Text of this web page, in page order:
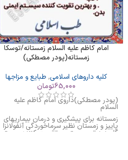
امام کاظم علیه السلام زمستانه/توسکا
زمستانه(پودر مصطکی)
کلیه داروهای اسلامی, طبایع و مزاجها
65,000تومان
(پودر مصطکی)داروی امام کاظم علیه
السلام
زمستانه برای پیشگیری و درمان بیماریهای
پاییز و زمستان نظیر سرماخوردگی آنفولانزا
گلو درد تب و بهترین تقویت کننده سیستم